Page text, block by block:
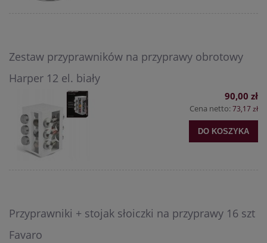
Zestaw przyprawników na przyprawy obrotowy
Harper 12 el. biały
90,00 zł
Cena netto:73,17 zł
DO KOSZYKA
Przyprawniki + stojak słoiczki na przyprawy 16 szt
Favaro